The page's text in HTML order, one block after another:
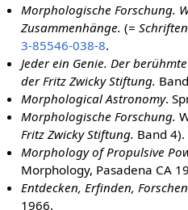
Morphologische Forschung.
Zusammenhänge. (=
3-85546-038-8.
Jeder ein Genie. Der
der Fritz Zwicky Stiftung.
Morphological Astronomy.
Morphologische Forschung.
Fritz Zwicky Stiftung. Band
Morphology of Propulsive
Morphology, Pasadena CA
Entdecken, Erfinden,
1966.